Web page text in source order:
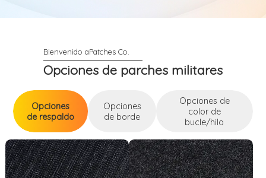
Opciones de parches militares
Opciones
de respaldo
Opciones
de borde
Opciones de
color de
bucle/hilo
Opciones de respaldo
Opciones de color de bucle/hilo
Opciones de borde